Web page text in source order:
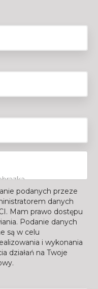
podanych przeze
danych
Mam prawo dostępu
Podanie danych
są w celu
i wykonania
działań na Twoje